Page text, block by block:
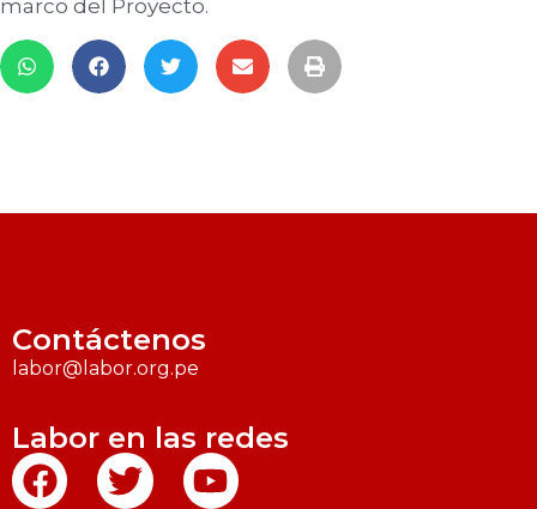
marco del Proyecto.
Contáctenos
labor@labor.org.pe
Labor en las redes